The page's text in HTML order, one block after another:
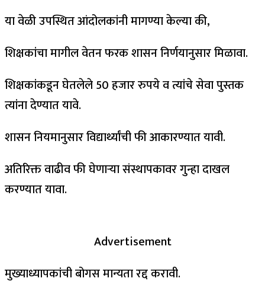
या वेळी उपस्थित आंदोलकांनी मागण्या केल्या की,
शिक्षकांचा मागील वेतन फरक शासन निर्णयानुसार मिळावा.
शिक्षकांकडून घेतलेले 50 हजार रुपये व त्यांचे सेवा पुस्तक
त्यांना देण्यात यावे.
शासन नियमानुसार विद्यार्थ्यांची फी आकारण्यात यावी.
अतिरिक्त वाढीव फी घेणाऱ्या संस्थापकावर गुन्हा दाखल
करण्यात यावा.
Advertisement
मुख्याध्यापकांची बोगस मान्यता रद्द करावी.